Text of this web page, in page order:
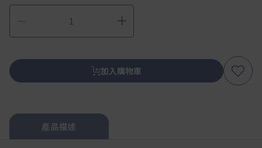
加入購物車
產品描述